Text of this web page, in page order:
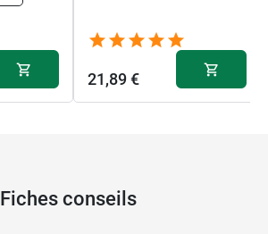
21,89 €
Fiches conseils